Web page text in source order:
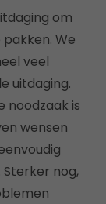
om
We
veel
uitdaging.
noodzaak is
wensen
nog,